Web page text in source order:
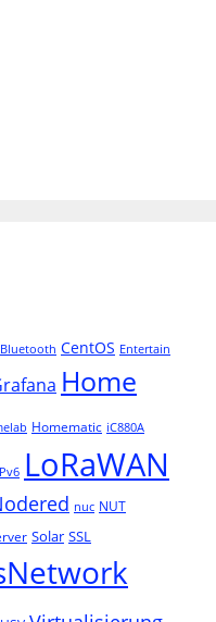
Bluetooth CentOS Entertain
Home
Homematic iC880A
LoRaWAN
nuc NUT
Solar SSL